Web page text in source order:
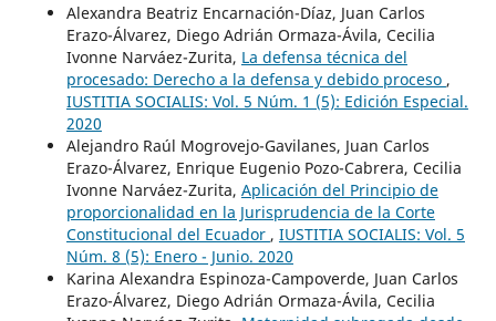
Alexandra Beatriz Encarnación-Díaz, Juan Carlos
Erazo-Álvarez, Diego Adrián Ormaza-Ávila, Cecilia
Ivonne Narváez-Zurita, La defensa técnica del
procesado: Derecho a la defensa y debido proceso ,
IUSTITIA SOCIALIS: Vol. 5 Núm. 1 (5): Edición Especial.
2020
Alejandro Raúl Mogrovejo-Gavilanes, Juan Carlos
Erazo-Álvarez, Enrique Eugenio Pozo-Cabrera, Cecilia
Ivonne Narváez-Zurita, Aplicación del Principio de
proporcionalidad en la Jurisprudencia de la Corte
Constitucional del Ecuador , IUSTITIA SOCIALIS: Vol. 5
Núm. 8 (5): Enero - Junio. 2020
Karina Alexandra Espinoza-Campoverde, Juan Carlos
Erazo-Álvarez, Diego Adrián Ormaza-Ávila, Cecilia